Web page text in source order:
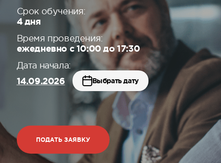
Срок обучения:
4 дня
Время проведения:
ежедневно с 10:00 до 17:30
Дата начала:
14.09.2026
Выбрать дату
ПОДАТЬ ЗАЯВКУ